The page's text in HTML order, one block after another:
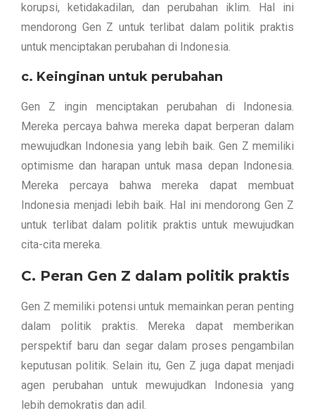
korupsi, ketidakadilan, dan perubahan iklim. Hal ini
mendorong Gen Z untuk terlibat dalam politik praktis
untuk menciptakan perubahan di Indonesia.
c. Keinginan untuk perubahan
Gen Z ingin menciptakan perubahan di Indonesia.
Mereka percaya bahwa mereka dapat berperan dalam
mewujudkan Indonesia yang lebih baik. Gen Z memiliki
optimisme dan harapan untuk masa depan Indonesia.
Mereka percaya bahwa mereka dapat membuat
Indonesia menjadi lebih baik. Hal ini mendorong Gen Z
untuk terlibat dalam politik praktis untuk mewujudkan
cita-cita mereka.
C. Peran Gen Z dalam politik praktis
Gen Z memiliki potensi untuk memainkan peran penting
dalam politik praktis. Mereka dapat memberikan
perspektif baru dan segar dalam proses pengambilan
keputusan politik. Selain itu, Gen Z juga dapat menjadi
agen perubahan untuk mewujudkan Indonesia yang
lebih demokratis dan adil.